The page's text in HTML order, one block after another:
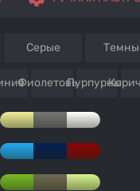
Серые
ФиолетовыеПурпурные